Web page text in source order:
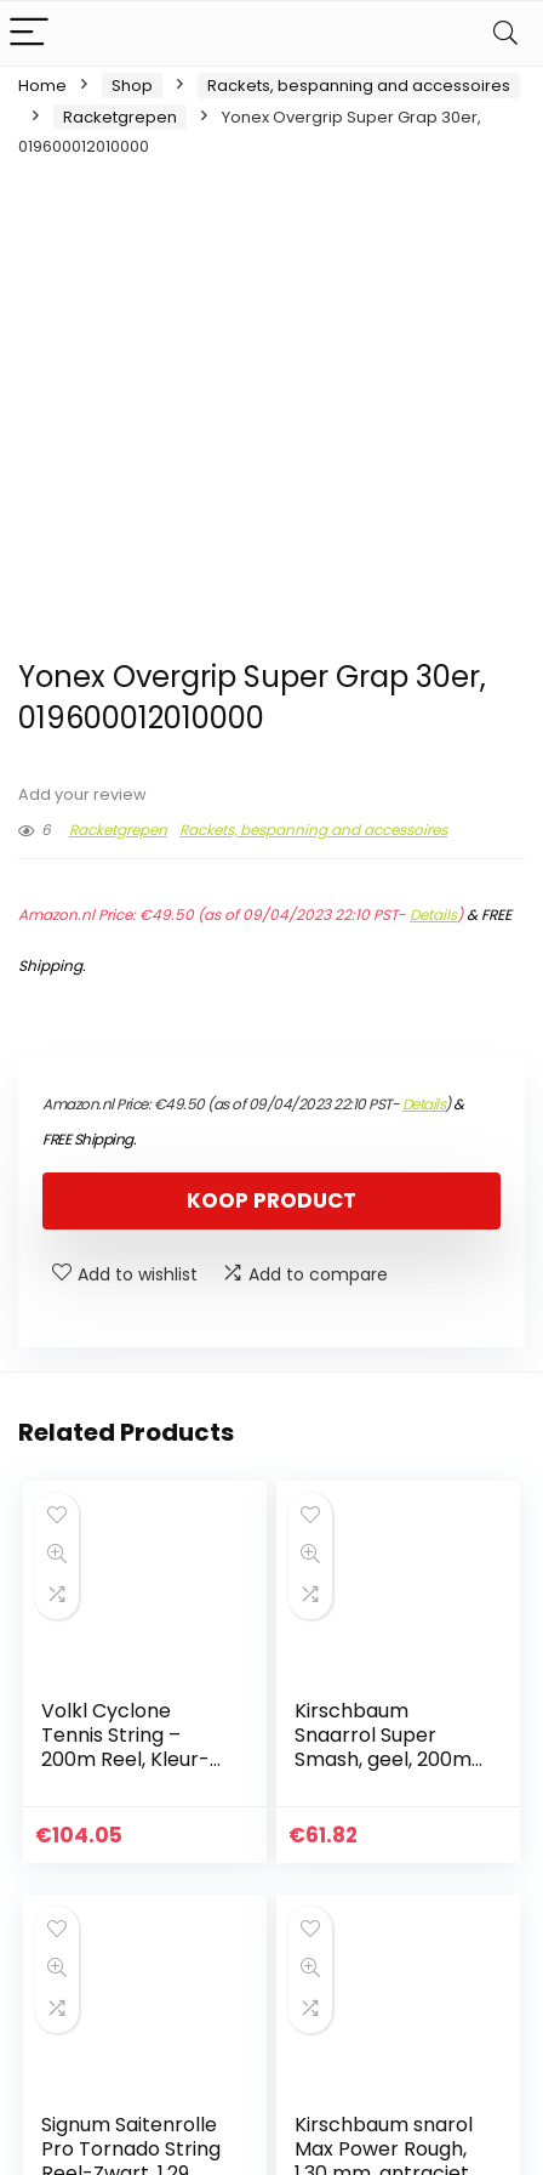
Home Shop
Rackets, bespanning and accessoires
Racketgrepen
Yonex Overgrip Super Grap 30er,
019600012010000
Yonex Overgrip Super Grap 30er,
019600012010000
Add your review
6
Racketgrepen Rackets, bespanning and accessoires
Amazon.nl Price:€49.50(as of 09/04/2023 22:10 PST- Details)&FREE
Shipping.
Amazon.nl Price:€49.50(as of 09/04/2023 22:10 PST-Details)&
FREE Shipping.
KOOP PRODUCT
Add to wishlist Add to compare
Related Products
Volkl Cyclone
Tennis String –
200m Reel, Kleur-
€104.05
Kirschbaum
Snaarrol Super
Smash, geel, 200m,
€61.82
Signum Saitenrolle
Pro Tornado String
Kirschbaum snarol
Max Power Rough,